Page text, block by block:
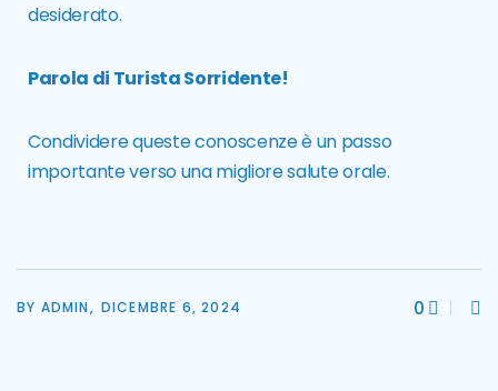
desiderato.
Parola di Turista Sorridente!
Condividere queste conoscenze è un passo
importante verso una migliore salute orale.
BY ADMIN, DICEMBRE 6, 2024 0